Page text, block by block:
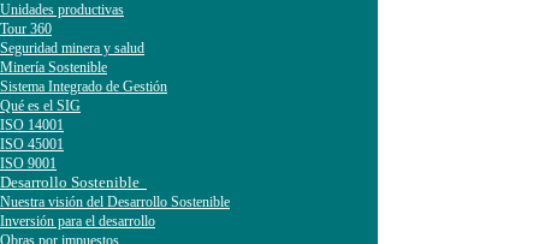
Unidades productivas
Tour 360
Seguridad minera y salud
Minería Sostenible
Sistema Integrado de Gestión
Qué es el SIG
ISO 14001
ISO 45001
ISO 9001
Desarrollo Sostenible
Nuestra visión del Desarrollo Sostenible
Inversión para el desarrollo
Obras por impuestos